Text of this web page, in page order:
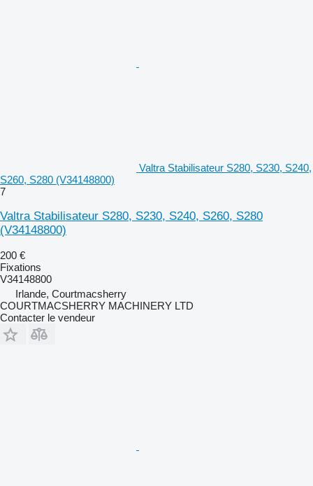
Valtra Stabilisateur S280, S230, S240,
S260, S280 (V34148800)
7
Valtra Stabilisateur S280, S230, S240, S260, S280
(V34148800)
200 €
Fixations
V34148800
Irlande, Courtmacsherry
COURTMACSHERRY MACHINERY LTD
Contacter le vendeur